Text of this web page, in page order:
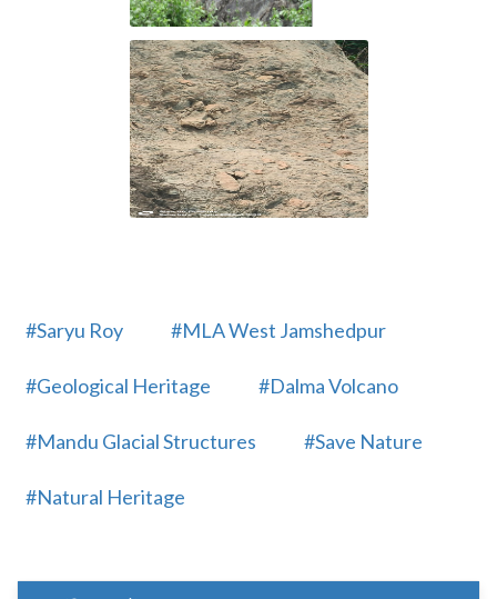
#Saryu Roy #MLA West Jamshedpur
#Geological Heritage #Dalma Volcano
#Mandu Glacial Structures #Save Nature
#Natural Heritage